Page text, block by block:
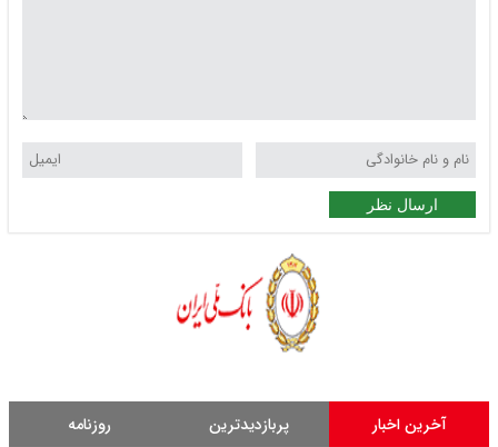
ارسال نظر
آخرین اخبار پربازدیدترین روزنامه